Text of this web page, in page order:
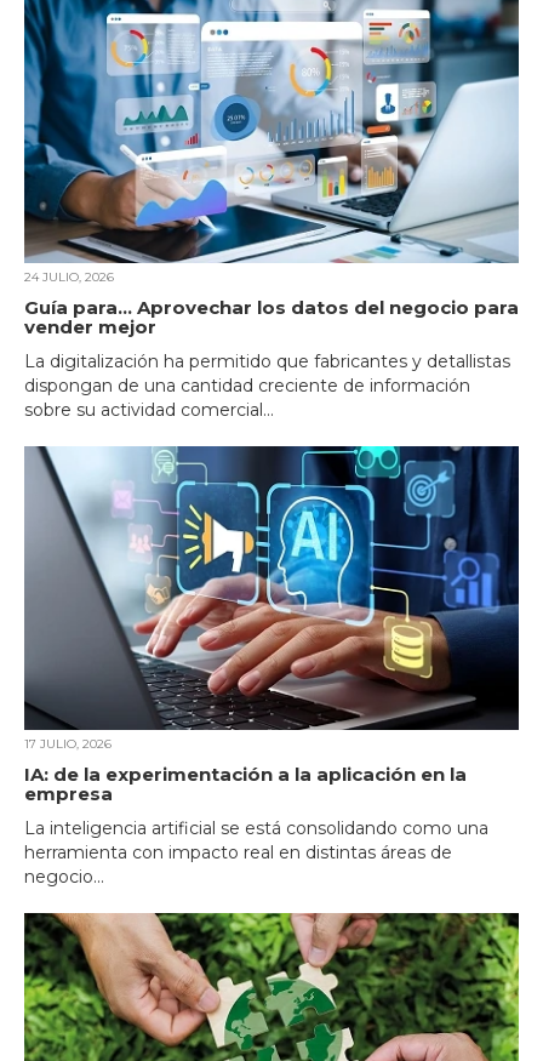
24 JULIO, 2026
Guía para… Aprovechar los datos del negocio para
vender mejor
La digitalización ha permitido que fabricantes y detallistas
dispongan de una cantidad creciente de información
sobre su actividad comercial...
17 JULIO, 2026
IA: de la experimentación a la aplicación en la
empresa
La inteligencia artificial se está consolidando como una
herramienta con impacto real en distintas áreas de
negocio...